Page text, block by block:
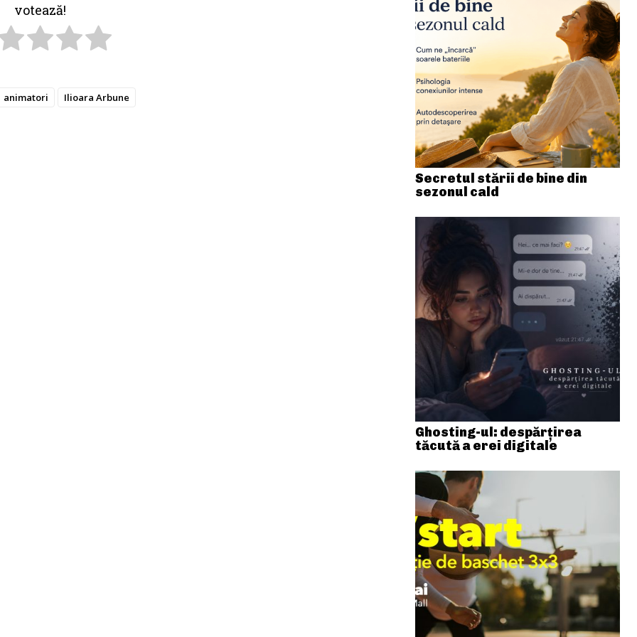
votează!
animatori Ilioara Arbune
Secretul stării de bine din
sezonul cald
Ghosting-ul: despărțirea
tăcută a erei digitale